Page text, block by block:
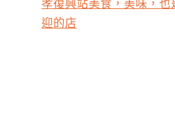
孝復興站美食，美味，
迎的店